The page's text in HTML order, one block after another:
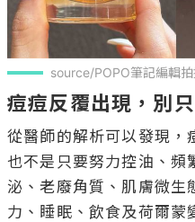
source/POPO筆記編輯
痘痘反覆出現，別
從醫師的解析可以發現，
也不是只要努力控油、頻
泌、老廢角質、肌膚微生
力、睡眠、飲食及荷爾蒙